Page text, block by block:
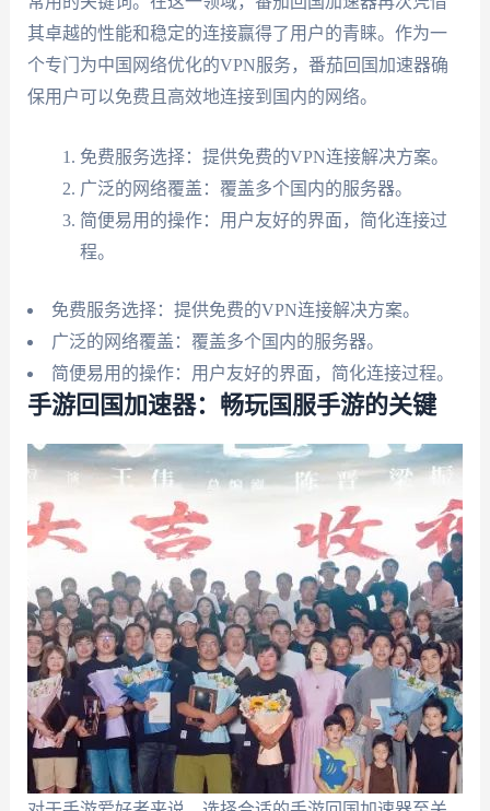
其卓越的性能和稳定的连接赢得了用户的青睐。作为一
个专门为中国网络优化的VPN服务，番茄回国加速器确
保用户可以免费且高效地连接到国内的网络。
免费服务选择：提供免费的VPN连接解决方案。
广泛的网络覆盖：覆盖多个国内的服务器。
简便易用的操作：用户友好的界面，简化连接过
程。
免费服务选择：提供免费的VPN连接解决方案。
广泛的网络覆盖：覆盖多个国内的服务器。
简便易用的操作：用户友好的界面，简化连接过程。
手游回国加速器：畅玩国服手游的关键